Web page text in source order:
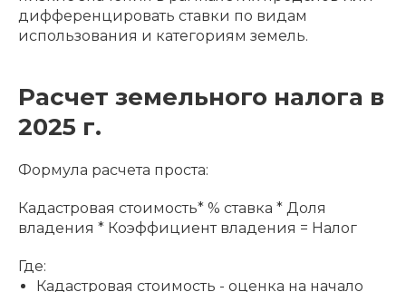
дифференцировать ставки по видам
использования и категориям земель.
Расчет земельного налога в
2025 г.
Формула расчета проста:
Кадастровая стоимость* % ставка * Доля
владения * Коэффициент владения = Налог
Где:
Кадастровая стоимость - оценка на начало